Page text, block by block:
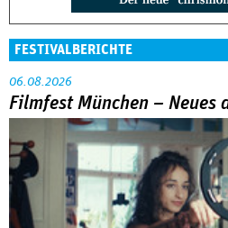
FESTIVALBERICHTE
06.08.2026
Filmfest München – Neues